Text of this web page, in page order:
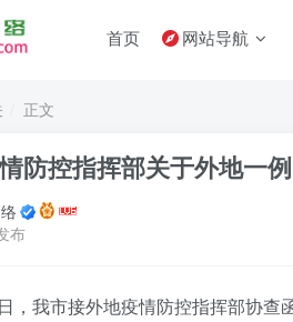
首页 网站导航
正文
防控指挥部关于外地一
布
，我市接外地疫情防控指挥部协